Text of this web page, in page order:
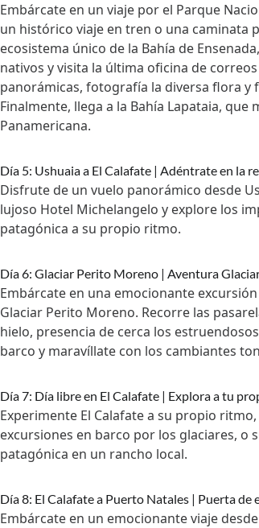
Embárcate en un viaje por el Parque
un histórico viaje en tren o una caminata
ecosistema único de la Bahía de
nativos y visita la última oficina de
panorámicas, fotografía la diversa flora y
Finalmente, llega a la Bahía Lapataia,
Panamericana.
Día 5: Ushuaia a El Calafate | Adéntrate en la
Disfrute de un vuelo panorámico desde
lujoso Hotel Michelangelo y explore los
patagónica a su propio ritmo.
Día 6: Glaciar Perito Moreno | Aventura
Embárcate en una emocionante
Glaciar Perito Moreno. Recorre las
hielo, presencia de cerca los
barco y maravíllate con los cambiantes
Día 7: Día libre en El Calafate | Explora a tu
Experimente El Calafate a su propio
excursiones en barco por los glaciares, o
patagónica en un rancho local.
Día 8: El Calafate a Puerto Natales | Puerta de
Embárcate en un emocionante viaje